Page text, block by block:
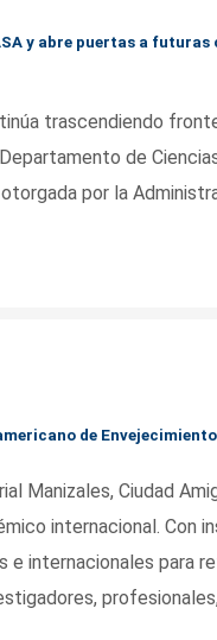
y abre puertas a
trascendiendo
de
por la
de
Manizales, Ciudad
internacional. Con
e internacionales para